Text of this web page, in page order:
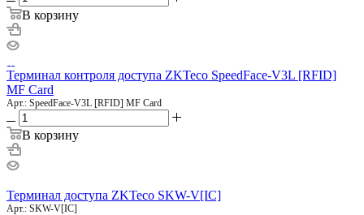
В корзину
Терминал контроля доступа ZKTeco SpeedFace-V3L [RFID]
MF Card
Арт.: SpeedFace-V3L [RFID] MF Card
В корзину
Терминал доступа ZKTeco SKW-V[IC]
Арт.: SKW-V[IC]